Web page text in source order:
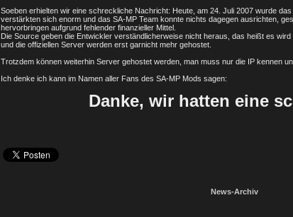
Soeben erhielten wir eine schreckliche Nachricht: Heute, am 24. Juli 2007 wurde
verstärkten sich enorm und das SA-MP Team konnte nichts dagegen ausrichten,
hervorbringen aufgrund fehlender finanzieller Mittel.
Die Source geben die Entwickler verständlicherweise nicht heraus, das heißt es
und die offiziellen Server werden erst garnicht mehr gehostet.
Trotzdem können weiterhin Server gehostet werden, man muss nur die IP kennen
Ich denke ich kann im Namen aller Fans des SA-MP Mods sagen:
Danke, wir hatten eine
News-Archiv